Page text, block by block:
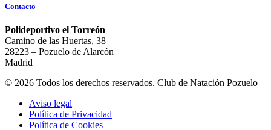
Contacto
Polideportivo el Torreón
Camino de las Huertas, 38
28223 – Pozuelo de Alarcón
Madrid
© 2026 Todos los derechos reservados. Club de Natación Pozuelo
Aviso legal
Política de Privacidad
Política de Cookies